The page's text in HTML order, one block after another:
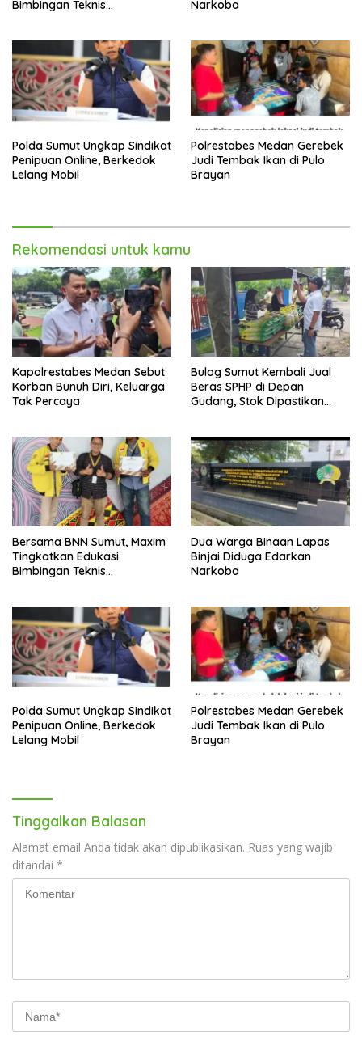
Bimbingan Teknis
Narkoba
Polda Sumut Ungkap Sindikat
Penipuan Online, Berkedok
Lelang Mobil
Polrestabes Medan Gerebek
Judi Tembak Ikan di Pulo
Brayan
Rekomendasi untuk kamu
Kapolrestabes Medan Sebut
Korban Bunuh Diri, Keluarga
Tak Percaya
Bulog Sumut Kembali Jual
Beras SPHP di Depan
Gudang, Stok Dipastikan
Bersama BNN Sumut, Maxim
Tingkatkan Edukasi
Bimbingan Teknis
Dua Warga Binaan Lapas
Binjai Diduga Edarkan
Narkoba
Polda Sumut Ungkap Sindikat
Penipuan Online, Berkedok
Lelang Mobil
Polrestabes Medan Gerebek
Judi Tembak Ikan di Pulo
Brayan
Tinggalkan Balasan
Alamat email Anda tidak akan dipublikasikan. Ruas yang wajib
ditandai *